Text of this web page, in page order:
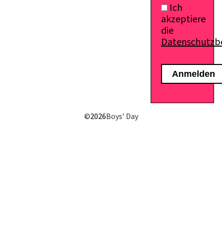
Ich
akzeptiere
die
©2026Boys’ Day